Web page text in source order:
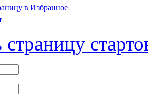
в Избранное
страницу